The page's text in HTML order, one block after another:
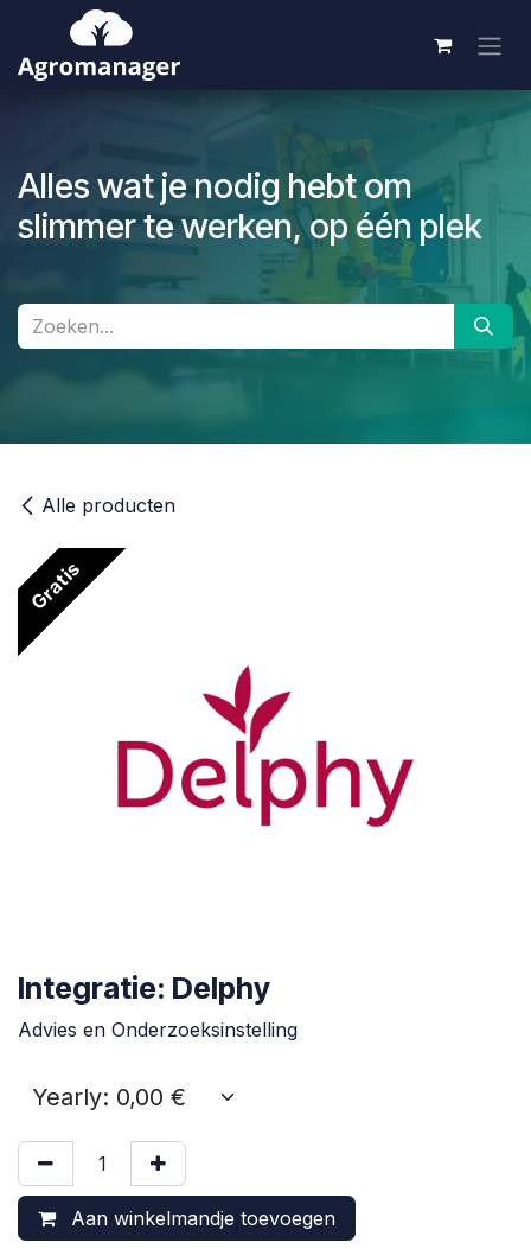
Overslaan naar inhoud
Alles wat je nodig hebt om
slimmer te werken, op één plek
Alle producten
Gratis
Integratie: Delphy
Advies en Onderzoeksinstelling
Aan winkelmandje toevoegen